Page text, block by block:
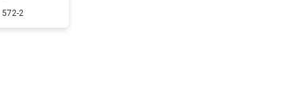
572-2